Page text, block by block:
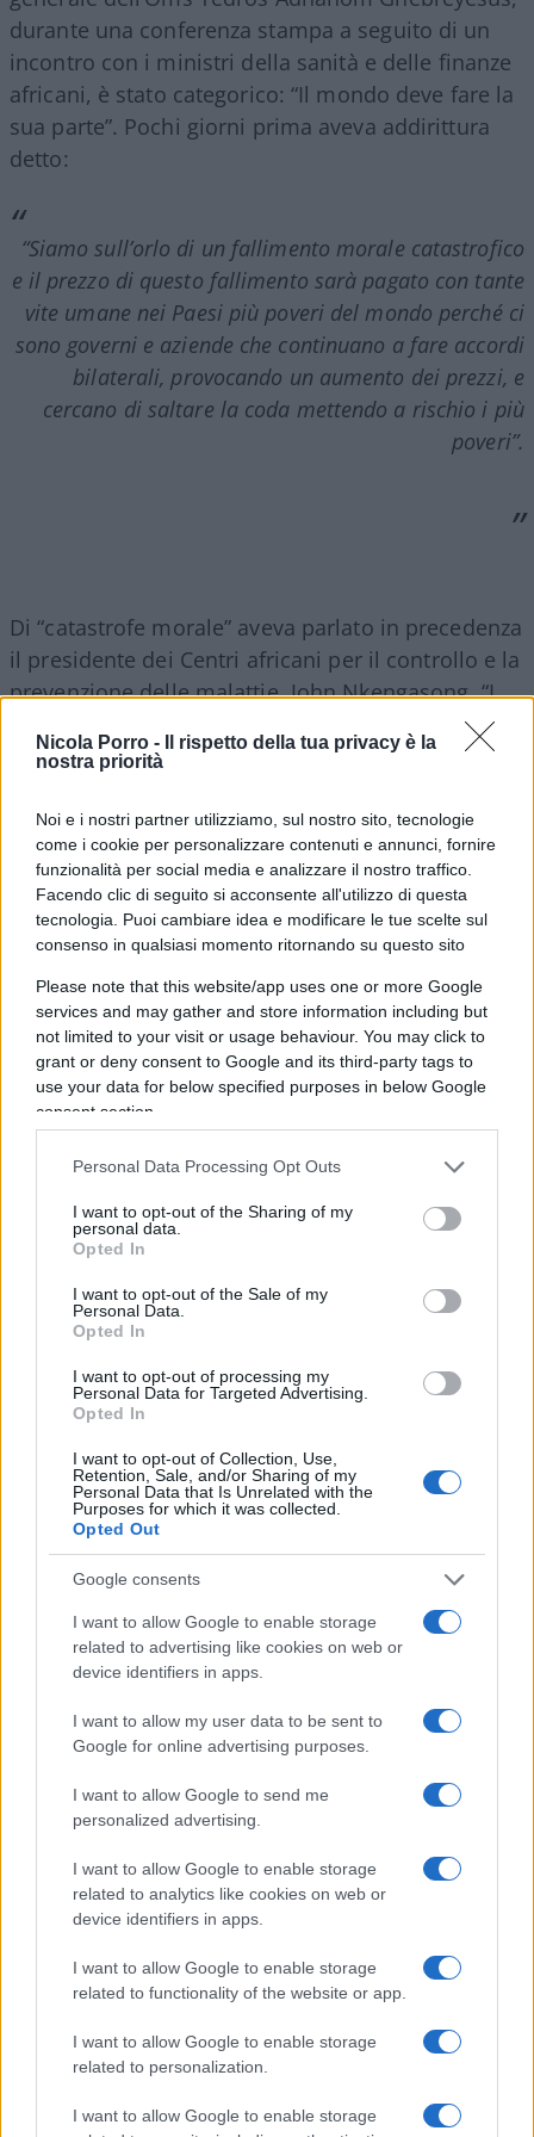
Nicola Porro -
Il rispetto della tua privacy è la
nostra priorità
Noi e i nostri partner utilizziamo, sul nostro sito, tecnologie
come i cookie per personalizzare contenuti e annunci, fornire
funzionalità per social media e analizzare il nostro traffico.
Facendo clic di seguito si acconsente all'utilizzo di questa
tecnologia. Puoi cambiare idea e modificare le tue scelte sul
consenso in qualsiasi momento ritornando su questo sito
Please note that this website/app uses one or more Google
services and may gather and store information including but
not limited to your visit or usage behaviour. You may click to
grant or deny consent to Google and its third-party tags to
use your data for below specified purposes in below Google
consent section.
Personal Data Processing Opt Outs
I want to opt-out of the Sharing of my
personal data.
Opted In
I want to opt-out of the Sale of my
Personal Data.
Opted In
I want to opt-out of processing my
Personal Data for Targeted Advertising.
Opted In
I want to opt-out of Collection, Use,
Retention, Sale, and/or Sharing of my
Personal Data that Is Unrelated with the
Purposes for which it was collected.
Opted Out
Google consents
I want to allow Google to enable storage
related to advertising like cookies on web or
device identifiers in apps.
I want to allow my user data to be sent to
Google for online advertising purposes.
I want to allow Google to send me
personalized advertising.
I want to allow Google to enable storage
related to analytics like cookies on web or
device identifiers in apps.
I want to allow Google to enable storage
related to functionality of the website or app.
I want to allow Google to enable storage
related to personalization.
I want to allow Google to enable storage
durante una conferenza stampa a seguito di un
incontro con i ministri della sanità e delle finanze
africani, è stato categorico: “Il mondo deve fare la
sua parte”. Pochi giorni prima aveva addirittura
detto:
“Siamo sull’orlo di un fallimento morale catastrofico
e il prezzo di questo fallimento sarà pagato con tante
vite umane nei Paesi più poveri del mondo perché ci
sono governi e aziende che continuano a fare accordi
bilaterali, provocando un aumento dei prezzi, e
cercano di saltare la coda mettendo a rischio i più
poveri”.
Di “catastrofe morale” aveva parlato in precedenza
il presidente dei Centri africani per il controllo e la
prevenzione delle malattie, John Nkengasong. “I
Paesi ricchi hanno acquistato quasi 800 milioni di
dosi di vaccini e hanno opzioni su altri 1,4 miliardi
della Gavi, Seth Berkely. A sua volta il portavoce
dellaPeople’s Vaccine Allianceha detto che circa 70
Stati a basso reddito saranno in grado di
vaccinare solo una persona su 10 mentre “il
Canada ha ordinato abbastanza dosi da vaccinare
ogni canadese per cinque volte”. Il governo
canadese ha negato le accuse e ha replicato di
aver già donato 380 milioni di dollari ai Paesi in
via di sviluppo. Anche la Gran Bretagna ha reagito
alle parole del direttore dell’Oms ricordando di
D’altra parte, tutti sanno che l’Africa non viene mai
esse sanitarie, alimentari, ambientali o di altra
natura. In campo sanitario, proprio nel continente
africano sono state realizzate, ad esempio, grazie
alla solidarietà internazionale, alcune delle
meglio riuscite: contro la poliomielite, a partire
dagli anni ’90 del secolo scorso, riuscendo quasi a
debellare il virus; contro la meningite A, con due
interventi all’inizio di questo secolo, oltre 300
scomparsa della malattia; dall’anno scorso contro
la malaria, con un vaccino da poco messo a punto
vaccini usati nelle ultime epidemie scoppiate nella
Repubblica Democratica del Congo e in quella in
corso in Guinea Conakry. C’è poi la fitta rete
sanitaria costituita da decine di migliaia di
ospedali, ambulatori, dispensari creati, diretti e
finanziati da ong, istituti missionari, fondazioni
private, agenzie umanitarie dell’Onu.
Risorse finanziarie e vaccini per l’Africa si
troveranno, si sono sempre trovati. Se tuttavia la
diversi Paesi, è già pronta la narrazione che,